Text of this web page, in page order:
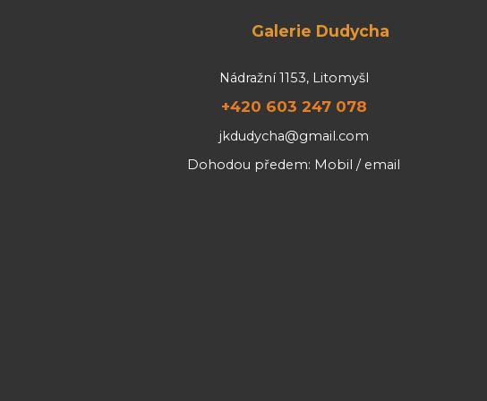
Galerie Dudycha
Nádražní 1153, Litomyšl
+420 603 247 078
jkdudycha@gmail.com
Dohodou předem: Mobil / email